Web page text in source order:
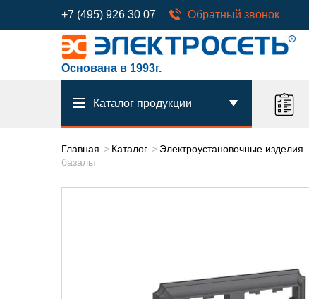
+7 (495) 926 30 07 Обратный звонок
Основана в 1993г.
Каталог продукции
Главная Каталог Электроустановочные изделия
базальт